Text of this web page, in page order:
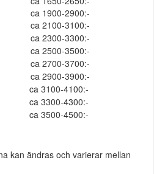
ca 1900-2900:-
ca 2100-3100:-
ca 2300-3300:-
ca 2500-3500:-
ca 2700-3700:-
ca 2900-3900:-
ca 3100-4100:-
ca 3300-4300:-
ca 3500-4500:-
kan ändras och varierar mellan